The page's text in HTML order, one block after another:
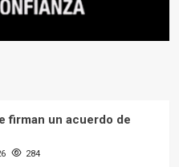
firman un acuerdo de
284